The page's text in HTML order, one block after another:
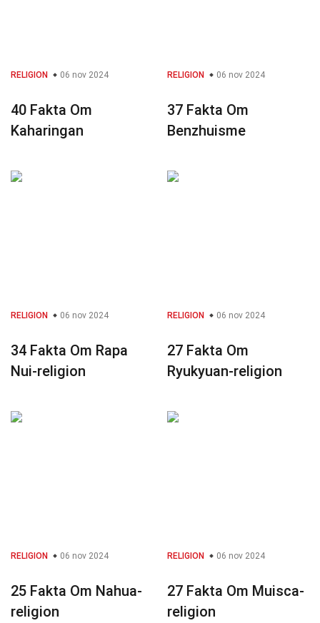
RELIGION 06 nov 2024
40 Fakta Om
Kaharingan
RELIGION 06 nov 2024
37 Fakta Om
Benzhuisme
RELIGION 06 nov 2024
34 Fakta Om Rapa
Nui-religion
RELIGION 06 nov 2024
27 Fakta Om
Ryukyuan-religion
RELIGION 06 nov 2024
25 Fakta Om Nahua-
religion
RELIGION 06 nov 2024
27 Fakta Om Muisca-
religion